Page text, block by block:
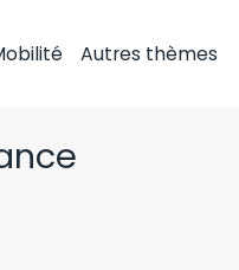
Autres thèmes